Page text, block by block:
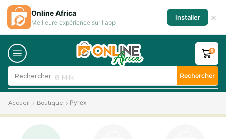
Rechercher 🥛 Milk Rechercher
0
Accueil Boutique Pyrex
Online Africa
Meilleure expérience sur l'app
Installer ×